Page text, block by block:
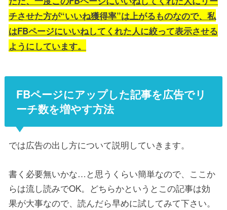
チさせた方が“いいね獲得率”は上がるものなので、私
はFBページにいいねしてくれた人に絞って表示させる
ようにしています。
FBページにアップした記事を広告でリ
ーチ数を増やす方法
では広告の出し方について説明していきます。
書く必要無いかな…と思うくらい簡単なので、ここか
らは流し読みでOK。どちらかというとこの記事は効
果が大事なので、読んだら早めに試してみて下さい。